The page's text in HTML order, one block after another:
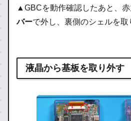
▲GBCを動作確認したあと、
バーで外し、裏側のシェルを取
液晶から基板を取り外す